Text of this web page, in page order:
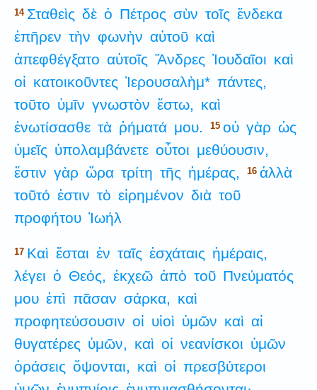
14 Σταθεὶς δὲ ὁ Πέτρος σὺν τοῖς ἕνδεκα
ἐπῆρεν τὴν φωνὴν αὐτοῦ καὶ
ἀπεφθέγξατο αὐτοῖς Ἄνδρες Ἰουδαῖοι καὶ
οἱ κατοικοῦντες Ἰερουσαλὴμ* πάντες,
τοῦτο ὑμῖν γνωστὸν ἔστω, καὶ
ἐνωτίσασθε τὰ ῥήματά μου. 15 οὐ γὰρ ὡς
ὑμεῖς ὑπολαμβάνετε οὗτοι μεθύουσιν,
ἔστιν γὰρ ὥρα τρίτη τῆς ἡμέρας, 16 ἀλλὰ
τοῦτό ἐστιν τὸ εἰρημένον διὰ τοῦ
προφήτου Ἰωήλ
17 Καὶ ἔσται ἐν ταῖς ἐσχάταις ἡμέραις,
λέγει ὁ Θεός, ἐκχεῶ ἀπὸ τοῦ Πνεύματός
μου ἐπὶ πᾶσαν σάρκα, καὶ
προφητεύσουσιν οἱ υἱοὶ ὑμῶν καὶ αἱ
θυγατέρες ὑμῶν, καὶ οἱ νεανίσκοι ὑμῶν
ὁράσεις ὄψονται, καὶ οἱ πρεσβύτεροι